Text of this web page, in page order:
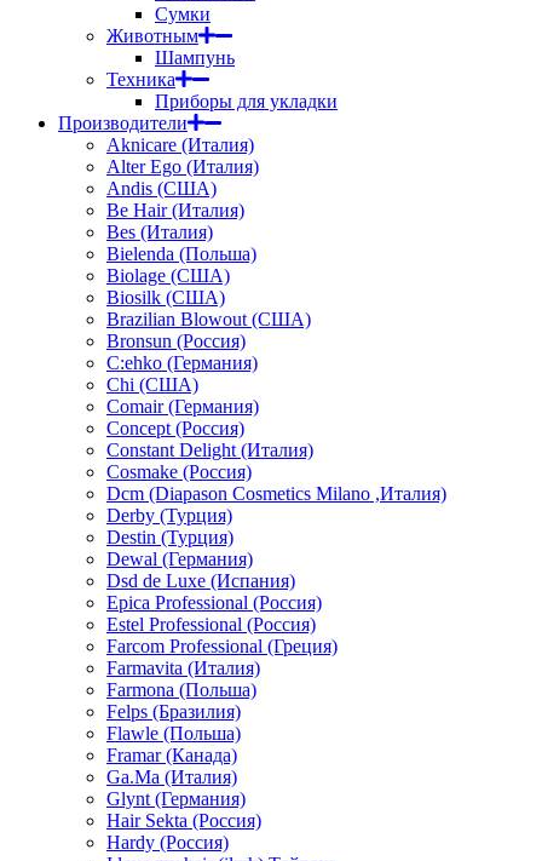
Сумки
Животным
Шампунь
Техника
Приборы для укладки
Производители
Aknicare (Италия)
Alter Ego (Италия)
Andis (США)
Be Hair (Италия)
Bes (Италия)
Bielenda (Польша)
Biolage (США)
Biosilk (США)
Brazilian Blowout (США)
Bronsun (Россия)
C:ehko (Германия)
Chi (США)
Comair (Германия)
Concept (Россия)
Constant Delight (Италия)
Cosmake (Россия)
Dcm (Diapason Cosmetics Milano ,Италия)
Derby (Турция)
Destin (Турция)
Dewal (Германия)
Dsd de Luxe (Испания)
Epica Professional (Россия)
Estel Professional (Россия)
Farcom Professional (Греция)
Farmavita (Италия)
Farmona (Польша)
Felps (Бразилия)
Flawle (Польша)
Framar (Канада)
Ga.Ma (Италия)
Glynt (Германия)
Hair Sekta (Россия)
Hardy (Россия)